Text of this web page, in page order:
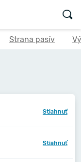
Strana pasív
Stiahnuť
Stiahnuť